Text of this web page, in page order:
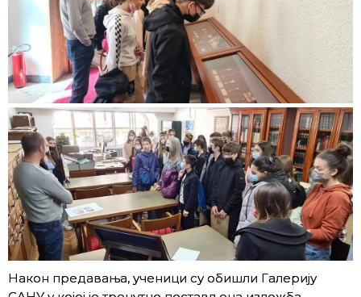
Након предавања, ученици су обишли Галерију